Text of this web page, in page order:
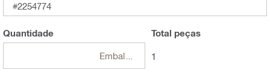
#2254774
Quantidade
Embalagens
Total peças
1